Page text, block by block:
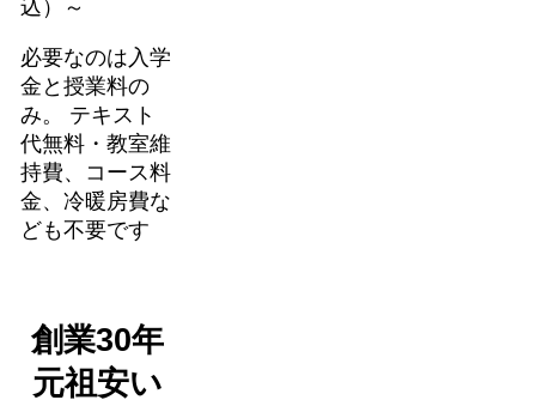
込）～
必要なのは入学
金と授業料の
み。 テキスト
代無料・教室維
持費、コース料
金、冷暖房費な
ども不要です
創業30年
元祖安い